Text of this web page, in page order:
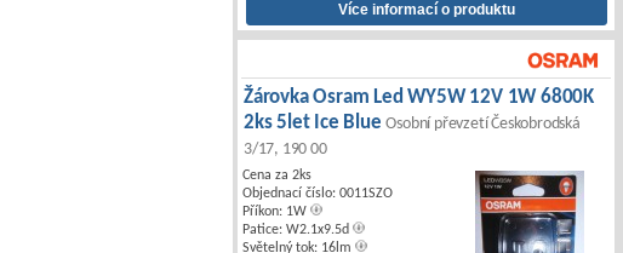
Žárovka Osram Led WY5W 12V 1W 6800K
2ks 5let Ice BlueOsobní převzetí Českobrodská
3/17, 190 00
Cena za 2ks
Objednací číslo: 0011SZO
Příkon: 1W
Patice: W2.1x9.5d
Světelný tok: 16lm